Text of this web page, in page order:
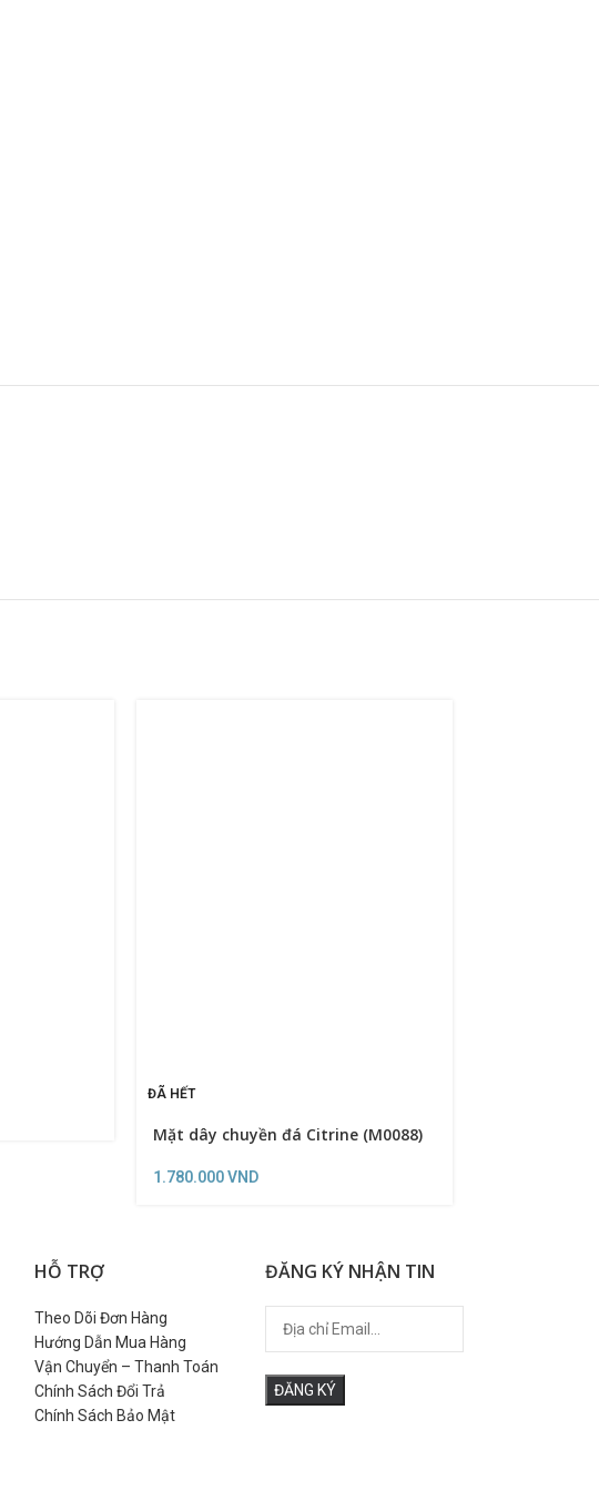
ĐÃ HẾT
Mặt dây chuyền đá Citrine (M0088)
1.780.000VND
HỖ TRỢ
Theo Dõi Đơn Hàng
Hướng Dẫn Mua Hàng
Vận Chuyển – Thanh Toán
Chính Sách Đổi Trả
Chính Sách Bảo Mật
ĐĂNG KÝ NHẬN TIN